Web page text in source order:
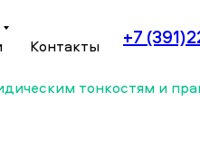
Контакты +7
тонкостям и